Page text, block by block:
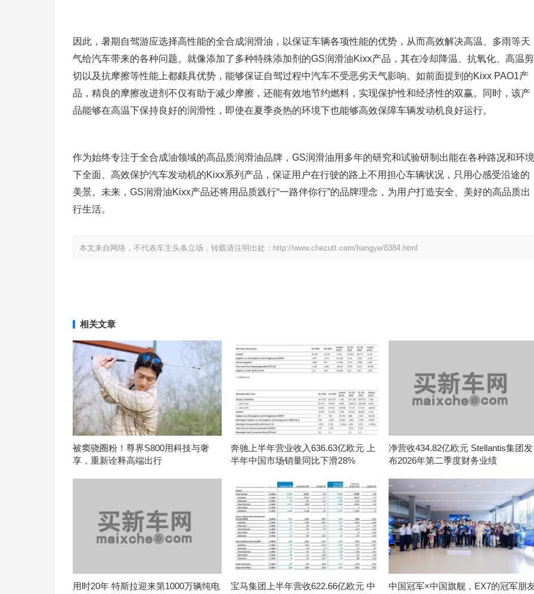
因此，暑期自驾游应选择高性能的全合成润滑油，以保证车辆各项性能的优势，从而高效解决高温、多雨等天
气给汽车带来的各种问题。就像添加了多种特殊添加剂的GS润滑油Kixx产品，其在冷却降温、抗氧化、高温剪
切以及抗摩擦等性能上都颇具优势，能够保证自驾过程中汽车不受恶劣天气影响。如前面提到的Kixx PAO1产
品，精良的摩擦改进剂不仅有助于减少摩擦，还能有效地节约燃料，实现保护性和经济性的双赢。同时，该产
品能够在高温下保持良好的润滑性，即使在夏季炎热的环境下也能够高效保障车辆发动机良好运行。
作为始终专注于全合成油领域的高品质润滑油品牌，GS润滑油用多年的研究和试验研制出能在各种路况和环境
下全面、高效保护汽车发动机的Kixx系列产品，保证用户在行驶的路上不用担心车辆状况，只用心感受沿途的
美景。未来，GS润滑油Kixx产品还将用品质践行“一路伴你行”的品牌理念，为用户打造安全、美好的高品质出
行生活。
本文来自网络，不代表车主头条立场，转载请注明出处：http://www.chezutt.com/hangye/8384.html
相关文章
被窦骁圈粉！尊界S800用科技与奢
享，重新诠释高端出行
奔驰上半年营业收入636.63亿欧元 上
半年中国市场销量同比下滑28%
净营收434.82亿欧元 Stellantis集团发
布2026年第二季度财务业绩
用时20年 特斯拉迎来第1000万辆纯电
宝马集团上半年营收622.66亿欧元 中
中国冠军×中国旗舰，EX7的冠军朋